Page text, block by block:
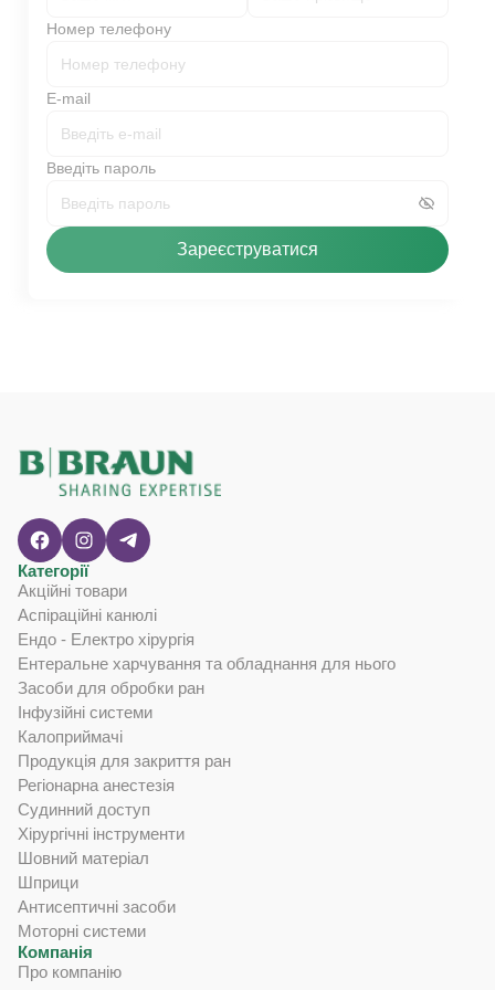
Номер телефону
E-mail
Введіть пароль
Зареєструватися
Категорії
Акційні товари
Аспіраційні канюлі
Ендо - Електро хірургія
Ентеральне харчування та обладнання для нього
Засоби для обробки ран
Інфузійні системи
Калоприймачі
Продукція для закриття ран
Регіонарна анестезія
Судинний доступ
Хірургічні інструменти
Шовний матеріал
Шприци
Антисептичні засоби
Моторні системи
Компанія
Про компанію